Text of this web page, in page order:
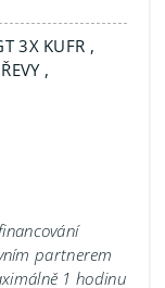
3X KUFR ,
,
partnerem
1 hodinu